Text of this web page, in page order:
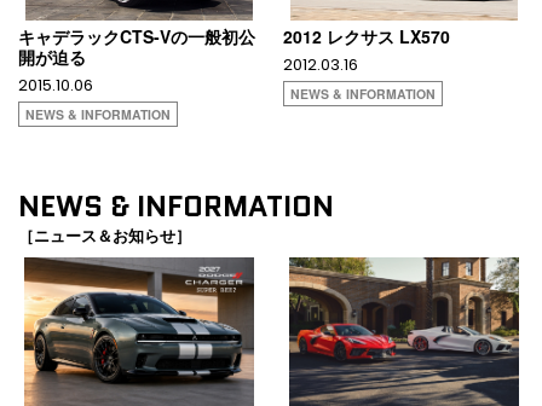
キャデラックCTS-Vの一般初公
開が迫る
2015.10.06
NEWS & INFORMATION
2012 レクサス LX570
2012.03.16
NEWS & INFORMATION
NEWS & INFORMATION
［ニュース＆お知らせ］